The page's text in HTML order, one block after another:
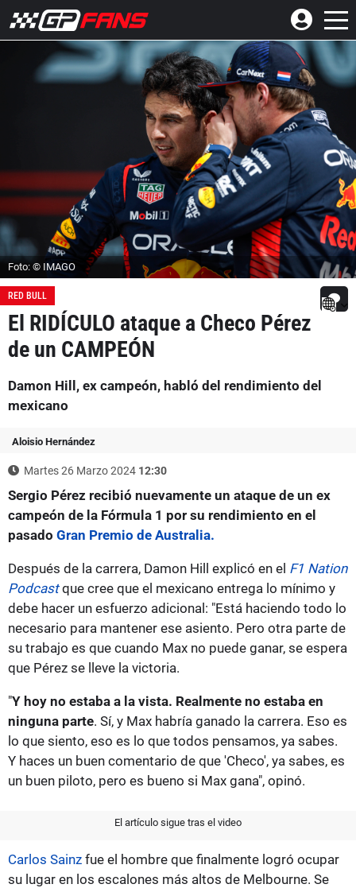
Foto: © IMAGO
RED BULL
El RIDÍCULO ataque a Checo Pérez
de un CAMPEÓN
Damon Hill, ex campeón, habló del rendimiento del
mexicano
Aloisio Hernández
Martes 26 Marzo 2024 12:30
Sergio Pérez recibió nuevamente un ataque de un ex
campeón de la Fórmula 1 por su rendimiento en el
pasado Gran Premio de Australia.
Después de la carrera, Damon Hill explicó en el F1 Nation
Podcastque cree que el mexicano entrega lo mínimo y
debe hacer un esfuerzo adicional: "Está haciendo todo lo
necesario para mantener ese asiento. Pero otra parte de
su trabajo es que cuando Max no puede ganar, se espera
que Pérez se lleve la victoria.
"Y hoy no estaba a la vista. Realmente no estaba en
ninguna parte. Sí, y Max habría ganado la carrera. Eso es
lo que siento, eso es lo que todos pensamos, ya sabes.
Y haces un buen comentario de que 'Checo', ya sabes, es
un buen piloto, pero es bueno si Max gana", opinó.
El artículo sigue tras el video
Carlos Sainz fue el hombre que finalmente logró ocupar
su lugar en los escalones más altos de Melbourne. Se